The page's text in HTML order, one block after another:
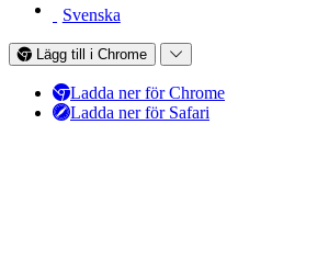
Svenska
Lägg till i Chrome
Ladda ner för Chrome
Ladda ner för Safari